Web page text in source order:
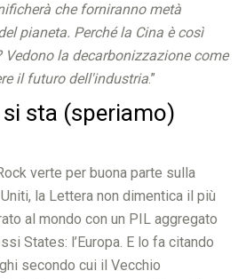
che forniranno metà
pianeta. Perché la Cina è così
la decarbonizzazione come
il futuro dell'industria.”
si sta (speriamo)
verte per buona parte sulla
la Lettera non dimentica il più
al mondo con un PIL aggregato
States: l’Europa. E lo fa citando
secondo cui il Vecchio